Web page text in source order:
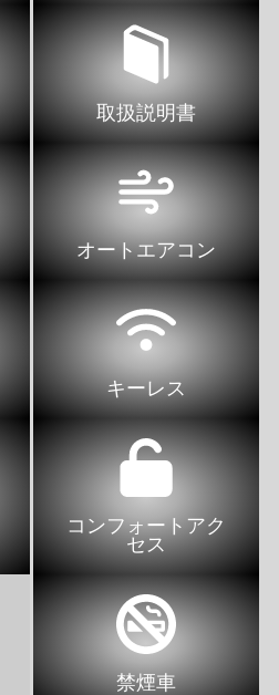
取扱説明書
オートエアコン
キーレス
コンフォートアク
セス
禁煙車